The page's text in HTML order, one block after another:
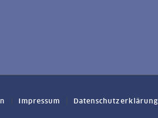
Impressum Datenschutzerklärung